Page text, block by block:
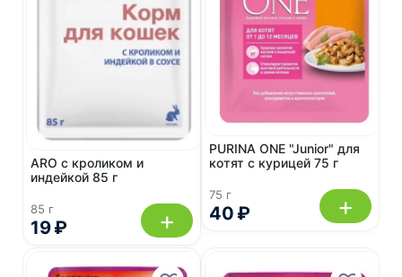
19 ₽
ARO с кроликом и
индейкой 85 г
85 г + 40 ₽
PURINA ONE "Junior" для
котят c курицей 75 г
75 г +